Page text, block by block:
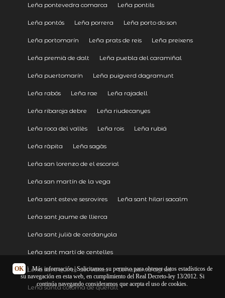
Leña pontevedra comarca Leña pontils
Leña pontós Leña porrera Leña porto do son
Leña portomarín Leña prats de reis Leña preixens
Leña premià de dalt Leña puebla del caramiñal
Leña puertomarín Leña puigverd dagramunt
Leña rabós Leña rae Leña rajadell
Leña ribaroja debre Leña riudecanyes
Leña roca del vallès Leña rois Leña rubiá
Leña ràpita Leña sagàs
Leña san lorenzo de el escorial
Leña san martín de la vega
Leña sant esteve sesrovires Leña sant hilari sacalm
Leña sant jaume de llierca
Leña sant julià de cerdanyola
Leña sant martí de centelles
Leña sant quirze del vallès Leña santa agnes
Leña santa coloma de queralt
OK | Más información| Solicitamos su permiso para obtener datos estadísticos de
su navegación en esta web, en cumplimiento del Real Decreto-ley 13/2012. Si
continúa navegando consideramos que acepta el uso de cookies.